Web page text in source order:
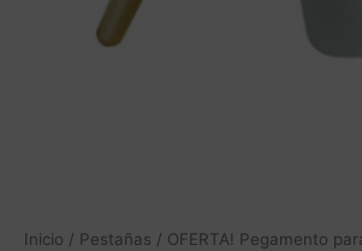
Inicio / Pestañas / OFERTA! Pegamento